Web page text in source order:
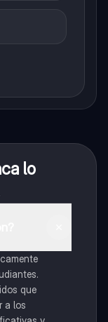
lo
que
a los